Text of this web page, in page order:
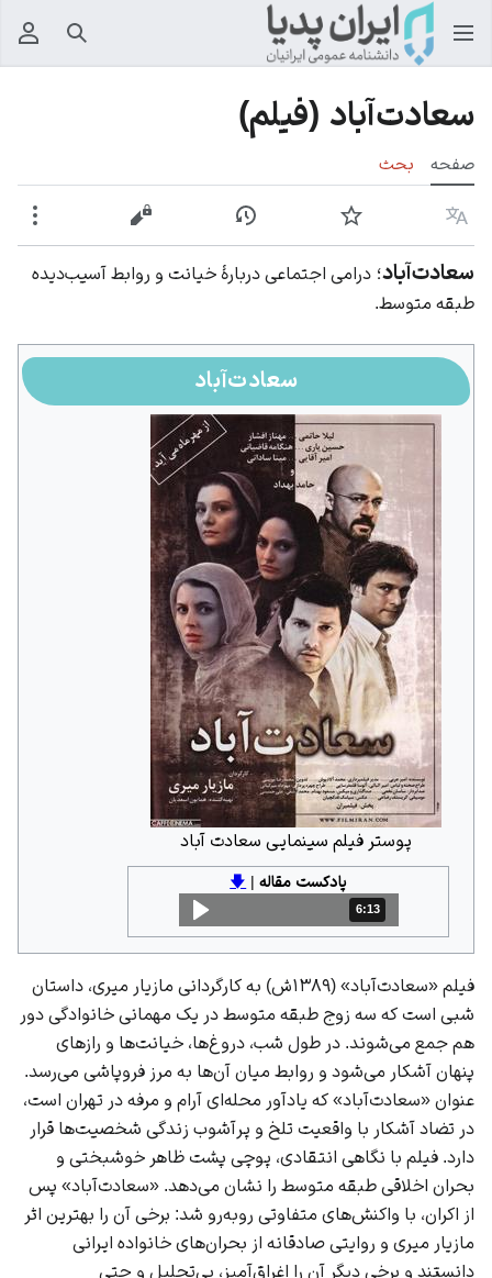
جستجو
سعادت‌آباد (فیلم)
صفحه بحث
زبان پیگیری نمایش تاریخچهنمایش مبدأ
سعادت‌آباد؛ درامی اجتماعی دربارهٔ خیانت و روابط آسیب‌دیده
طبقه متوسط.
سعادت‌آباد
پوستر فیلم سینمایی سعادت آباد
پادکست مقاله|
🡇
مدت: 6 دقیقه و 13 ثانیه
6:13
فیلم «سعادت‌آباد» (۱۳۸۹ش) به کارگردانی مازیار میری، داستان
شبی است که سه زوج طبقه متوسط در یک مهمانی خانوادگی دور
هم جمع می‌شوند. در طول شب، دروغ‌ها، خیانت‌ها و رازهای
پنهان آشکار می‌شود و روابط میان آن‌ها به مرز فروپاشی می‌رسد.
عنوان «سعادت‌آباد» که یادآور محله‌ای آرام و مرفه در تهران است،
در تضاد آشکار با واقعیت تلخ و پرآشوب زندگی شخصیت‌ها قرار
دارد. فیلم با نگاهی انتقادی، پوچی پشت ظاهر خوشبختی و
بحران اخلاقی طبقه متوسط را نشان می‌دهد. «سعادت‌آباد» پس
از اکران، با واکنش‌های متفاوتی روبه‌رو شد: برخی آن را بهترین اثر
مازیار میری و روایتی صادقانه از بحران‌های خانواده ایرانی
دانستند و برخی دیگر آن را اغراق‌آمیز، بی‌تحلیل و حتی